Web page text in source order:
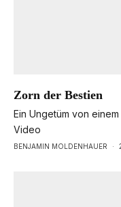
Zorn der Bestien
Ein Ungetüm von einem
Video
BENJAMIN MOLDENHAUER ·